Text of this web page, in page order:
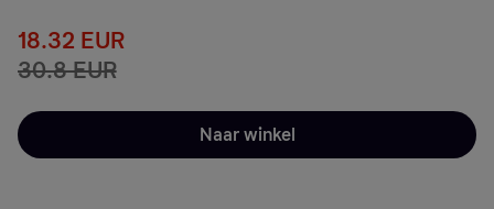
18.32 EUR
30.8 EUR
Naar winkel